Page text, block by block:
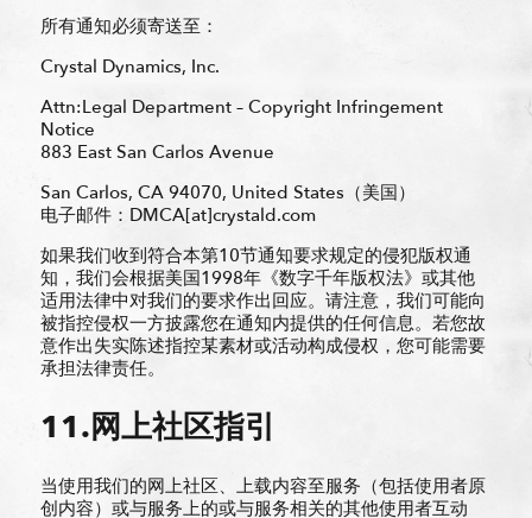
所有通知必须寄送至：
Crystal Dynamics, Inc.
Attn:Legal Department – Copyright Infringement
Notice
883 East San Carlos Avenue
San Carlos, CA 94070, United States（美国）
电子邮件：DMCA[at]crystald.com
如果我们收到符合本第10节通知要求规定的侵犯版权通
知，我们会根据美国1998年《数字千年版权法》或其他
适用法律中对我们的要求作出回应。请注意，我们可能向
被指控侵权一方披露您在通知内提供的任何信息。若您故
意作出失实陈述指控某素材或活动构成侵权，您可能需要
承担法律责任。
11.网上社区指引
当使用我们的网上社区、上载内容至服务（包括使用者原
创内容）或与服务上的或与服务相关的其他使用者互动